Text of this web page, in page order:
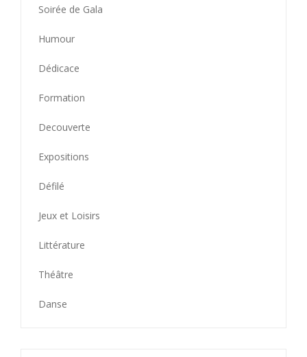
Soirée de Gala
Humour
Dédicace
Formation
Decouverte
Expositions
Défilé
Jeux et Loisirs
Littérature
Théâtre
Danse